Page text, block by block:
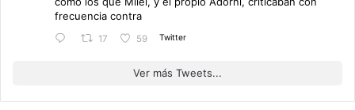
frecuencia contra
17 59 Twitter
Ver más Tweets...